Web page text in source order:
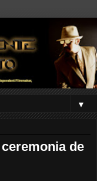
▼
de